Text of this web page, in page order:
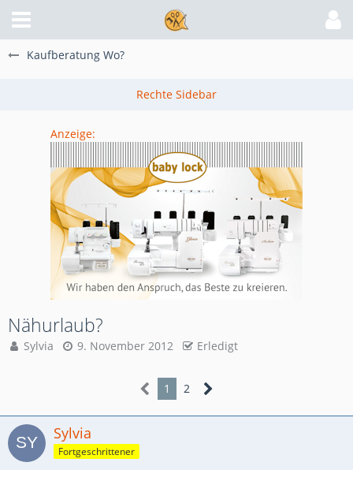
Kaufberatung Wo?
Anzeige:
Nähurlaub?
Sylvia 9. November 2012 Erledigt
1 2
Sylvia
Fortgeschrittener